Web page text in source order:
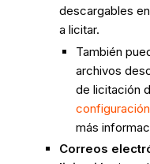
descargables
a licitar.
También
archivos
de licitación
más
Correos